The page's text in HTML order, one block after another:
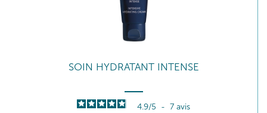
SOIN HYDRATANT INTENSE
4.9/5 - 7 avis